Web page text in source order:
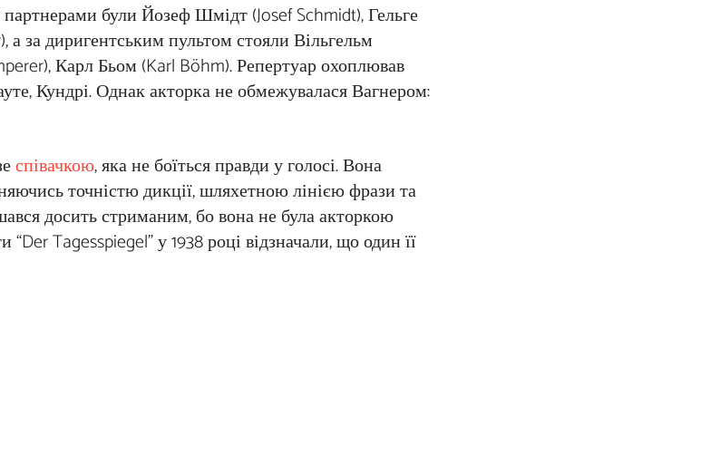
були Йозеф Шмідт (Josef Schmidt), Гельге
за диригентським пультом стояли Вільгельм
Карл Бьом (Karl Böhm). Репертуар охоплював
Кундрі. Однак акторка не обмежувалася Вагнером:
співачкою, яка не боїться правди у голосі. Вона
точністю дикції, шляхетною лінією фрази та
досить стриманим, бо вона не була акторкою
Tagesspiegel” у 1938 році відзначали, що один її